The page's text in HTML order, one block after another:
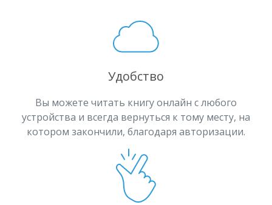
Удобство
Вы можете читать книгу онлайн с любого
устройства и всегда вернуться к тому месту, на
котором закончили, благодаря авторизации.